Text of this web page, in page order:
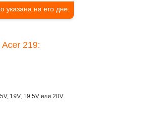
указана на его дне.
219:
19V, 19.5V или 20V